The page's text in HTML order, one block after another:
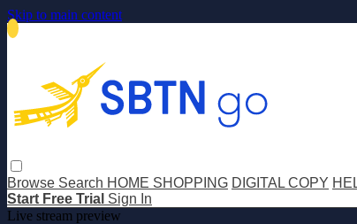
Skip to main content
Browse Search HOME SHOPPING DIGITAL COPY
Start Free Trial Sign In
Live stream preview